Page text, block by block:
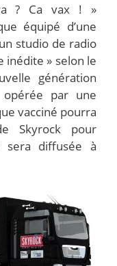
? Ca vax ! »
équipé d’une
studio de radio
inédite » selon le
génération
opérée par une
vacciné pourra
Skyrock pour
sera diffusée à